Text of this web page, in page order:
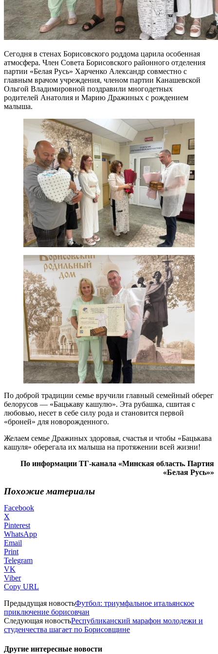
Сегодня в стенах Борисовского роддома царила особенная
атмосфера. Член Совета Борисовского районного отделения
партии «Белая Русь» Харченко Александр совместно с
главным врачом учреждения, членом партии Канашевской
Ольгой Владимировной поздравили многодетных
родителей Анатолия и Марию Дражиных с рождением
малыша.
По доброй традиции семье вручили главный семейный оберег
белорусов — «Бацькаву кашулю». Эта рубашка, сшитая с
любовью, несет в себе силу рода и становится первой
«броней» для новорожденного.
Желаем семье Дражиных здоровья, счастья и чтобы «Бацькава
кашуля» оберегала их малыша на протяжении всей жизни!
По информации ТГ-канала «Минская область. Партия
«Белая Русь»»
Похожие материалы
Facebook
X
Pinterest
WhatsApp
Email
Print
Telegram
VK
Viber
Copy URL
Предыдущая новостьФутбол: триумфальное итальянское
приключение борисовчан
Следующая новостьРеспубликанский марафон молодежи и
студенчества шагает по Борисовщине
Другие интересные новости